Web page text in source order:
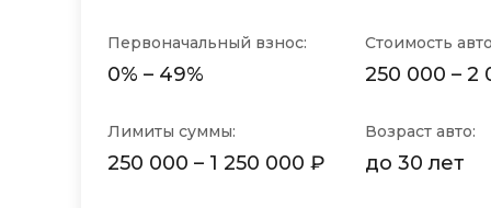
Первоначальный взнос:
0% – 49%
Лимиты суммы:
250 000 – 1 250 000 ₽
Стоимость
250 000 – 2
Возраст авто:
до 30 лет